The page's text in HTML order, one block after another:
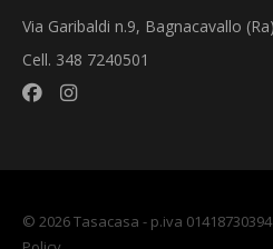
Via Garibaldi n.9, Bagnacavallo
Cell. 348 7240501
© 2026 Tasacasa - p.iva